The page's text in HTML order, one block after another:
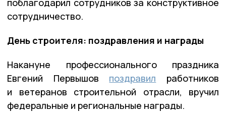
сотрудничество.
День строителя: поздравления и награды
Накануне профессионального праздника
Евгений Первышов поздравил работников
и ветеранов строительной отрасли, вручил
федеральные и региональные награды.